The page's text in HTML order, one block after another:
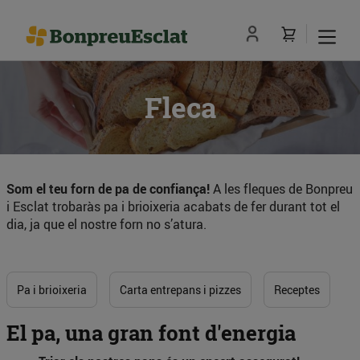
Fleca
Som el teu forn de pa de confiança!A les fleques de Bonpreu
i Esclat trobaràs pa i brioixeria acabats de fer durant tot el
dia, ja que el nostre forn no s’atura.
Pa i brioixeria Carta entrepans i pizzes Receptes
El pa, una gran font d'energia